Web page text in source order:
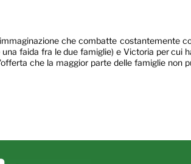
che combatte costantemente
faida fra le due famiglie) e Victoria per cui
che la maggior parte delle famiglie non